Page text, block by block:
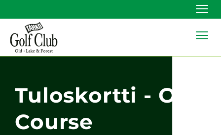
Tuloskortti - Old
Course